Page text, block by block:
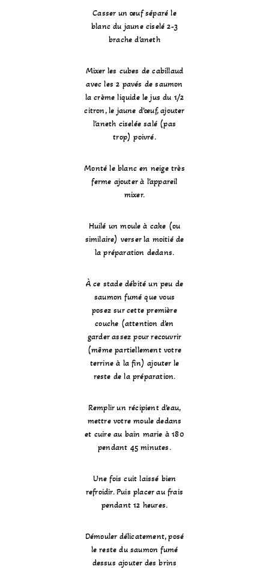
Casser un œuf séparé le
blanc du jaune ciselé 2-3
brache d’aneth
Mixer les cubes de cabillaud
avec les 2 pavés de saumon
la crème liquide le jus du 1/2
citron, le jaune d’œuf, ajouter
l’aneth ciselée salé (pas
trop) poivré.
Monté le blanc en neige très
ferme ajouter à l’appareil
mixer.
Huilé un moule à cake (ou
similaire) verser la moitié de
la préparation dedans.
À ce stade débité un peu de
saumon fumé que vous
posez sur cette première
couche (attention d’en
garder assez pour recouvrir
(même partiellement votre
terrine à la fin) ajouter le
reste de la préparation.
Remplir un récipient d’eau,
mettre votre moule dedans
et cuire au bain marie à 180
pendant 45 minutes.
Une fois cuit laissé bien
refroidir. Puis placer au frais
pendant 12 heures.
Démouler délicatement, posé
le reste du saumon fumé
dessus ajouter des brins